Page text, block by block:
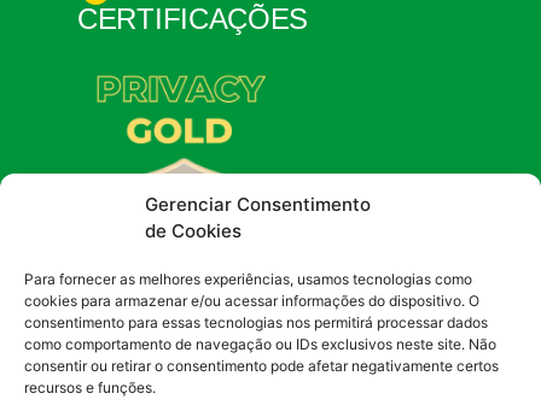
Gerenciar Consentimento
de Cookies
Para fornecer as melhores experiências, usamos tecnologias como
cookies para armazenar e/ou acessar informações do dispositivo. O
consentimento para essas tecnologias nos permitirá processar dados
como comportamento de navegação ou IDs exclusivos neste site. Não
consentir ou retirar o consentimento pode afetar negativamente certos
recursos e funções.
CERTIFICAÇÕES